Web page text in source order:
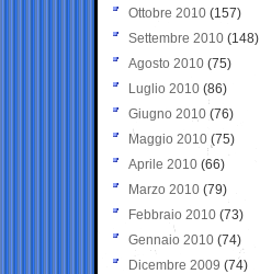
Ottobre 2010 (157)
Settembre 2010 (148)
Agosto 2010 (75)
Luglio 2010 (86)
Giugno 2010 (76)
Maggio 2010 (75)
Aprile 2010 (66)
Marzo 2010 (79)
Febbraio 2010 (73)
Gennaio 2010 (74)
Dicembre 2009 (74)